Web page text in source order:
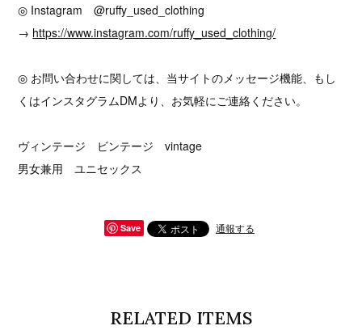
◎ Instagram @ruffy_used_clothing
→ https://www.instagram.com/ruffy_used_clothing/
◎ お問い合わせに関しては、当サイトのメッセージ機能、もし
くはインスタグラムDMより、お気軽にご連絡ください。
ヴィンテージ ビンテージ vintage
男女兼用 ユニセックス
Save 通報する
RELATED ITEMS